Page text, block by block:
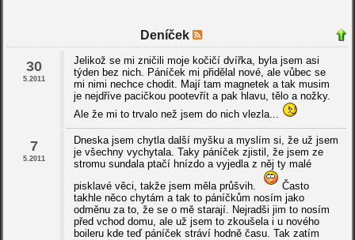
Deníček
30
5.2011
Jelikož se mi zničili moje kočičí dvířka, byla jsem asi
týden bez nich. Páníček mi přidělal nové, ale vůbec se
mi nimi nechce chodit. Mají tam magnetek a tak musim
je nejdříve pacičkou pootevřít a pak hlavu, tělo a nožky.
Ale že mi to trvalo než jsem do nich vlezla...
7
5.2011
Dneska jsem chytla další myšku a myslím si, že už jsem
je všechny vychytala. Taky páníček zjistil, že jsem ze
stromu sundala ptačí hnízdo a vyjedla z něj ty malé
pisklavé věci, takže jsem měla průšvih.
Často
takhle něco chytám a tak to páníčkům nosím jako
odměnu za to, že se o mě starají. Nejradši jim to nosím
před vchod domu, ale už jsem to zkoušela i u nového
boileru kde teď páníček stráví hodně času. Tak zatím